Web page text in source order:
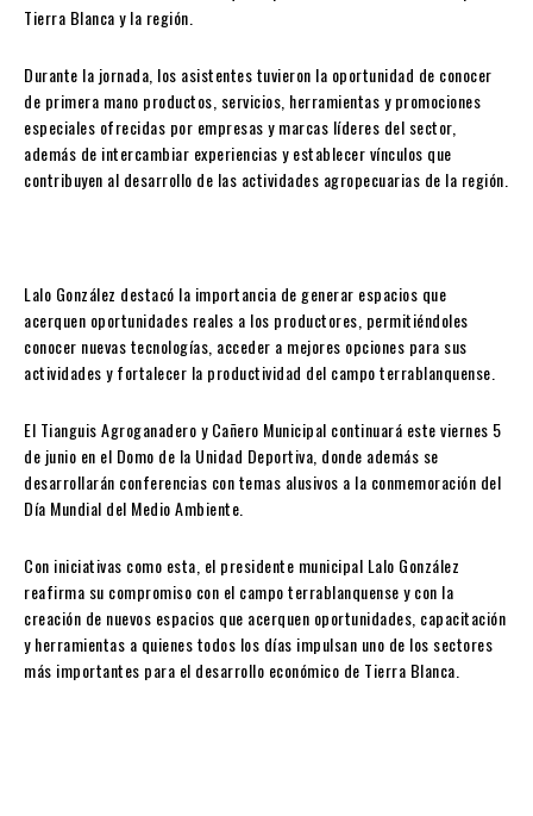
Tierra Blanca y la región.
Durante la jornada, los asistentes tuvieron la oportunidad de conocer
de primera mano productos, servicios, herramientas y promociones
especiales ofrecidas por empresas y marcas líderes del sector,
además de intercambiar experiencias y establecer vínculos que
contribuyen al desarrollo de las actividades agropecuarias de la región.
Lalo González destacó la importancia de generar espacios que
acerquen oportunidades reales a los productores, permitiéndoles
conocer nuevas tecnologías, acceder a mejores opciones para sus
actividades y fortalecer la productividad del campo terrablanquense.
El Tianguis Agroganadero y Cañero Municipal continuará este viernes 5
de junio en el Domo de la Unidad Deportiva, donde además se
desarrollarán conferencias con temas alusivos a la conmemoración del
Día Mundial del Medio Ambiente.
Con iniciativas como esta, el presidente municipal Lalo González
reafirma su compromiso con el campo terrablanquense y con la
creación de nuevos espacios que acerquen oportunidades, capacitación
y herramientas a quienes todos los días impulsan uno de los sectores
más importantes para el desarrollo económico de Tierra Blanca.